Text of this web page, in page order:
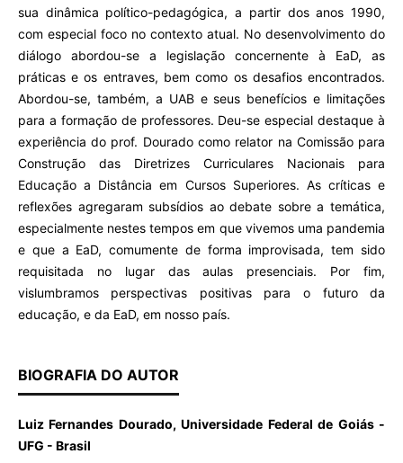
sua dinâmica político-pedagógica, a partir dos anos 1990,
com especial foco no contexto atual. No desenvolvimento do
diálogo abordou-se a legislação concernente à EaD, as
práticas e os entraves, bem como os desafios encontrados.
Abordou-se, também, a UAB e seus benefícios e limitações
para a formação de professores. Deu-se especial destaque à
experiência do prof. Dourado como relator na Comissão para
Construção das Diretrizes Curriculares Nacionais para
Educação a Distância em Cursos Superiores. As críticas e
reflexões agregaram subsídios ao debate sobre a temática,
especialmente nestes tempos em que vivemos uma pandemia
e que a EaD, comumente de forma improvisada, tem sido
requisitada no lugar das aulas presenciais. Por fim,
vislumbramos perspectivas positivas para o futuro da
educação, e da EaD, em nosso país.
BIOGRAFIA DO AUTOR
Luiz Fernandes Dourado, Universidade Federal de Goiás -
UFG - Brasil